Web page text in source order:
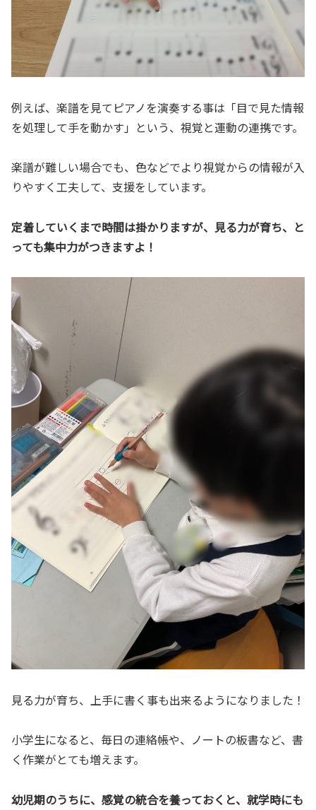
例えば、楽譜を見てピアノを演奏する事は「目で見た情報
を処理して手を動かす」という、視覚と運動の連携です。
楽譜が難しい場合でも、色などでより視覚からの情報が入
りやすく工夫して、支援をしています。
定着していくまで時間は掛かりますが、見る力が育ち、と
っても集中力がつきますよ！
見る力が育ち、上手に書く事も出来るようになりました！
小学生になると、毎日の連絡帳や、ノートの板書など、書
く作業がとても増えます。
幼児期のうちに、感覚の統合を養っておくと、就学時にも